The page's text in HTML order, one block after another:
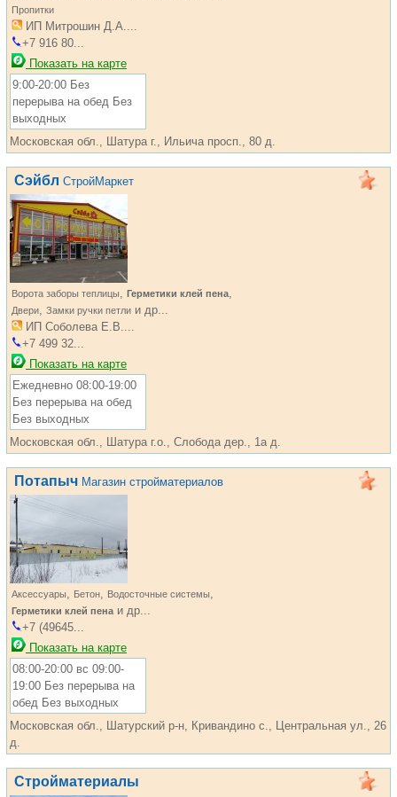
Пропитки
ИП Митрошин Д.А....
+7 916 80...
Показать на карте
9:00-20:00 Без
перерыва на обед Без
выходных
Московская обл., Шатура г., Ильича просп., 80 д.
Сэйбл СтройМаркет
Ворота заборы теплицы, Герметики клей пена,
Двери, Замки ручки петли и др...
ИП Соболева Е.В....
+7 499 32...
Показать на карте
Ежедневно 08:00-19:00
Без перерыва на обед
Без выходных
Московская обл., Шатура г.о., Слобода дер., 1а д.
Потапыч Магазин стройматериалов
Аксессуары, Бетон, Водосточные системы,
Герметики клей пенаи др...
+7 (49645...
Показать на карте
08:00-20:00 вс 09:00-
19:00 Без перерыва на
обед Без выходных
Московская обл., Шатурский р-н, Кривандино с., Центральная ул., 26
д.
Стройматериалы